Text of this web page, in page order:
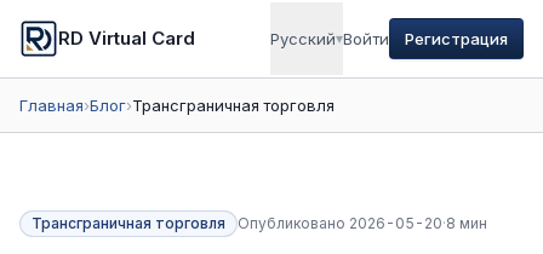
RD Virtual Card Русский▾Войти Регистрация
Главная›Блог›Трансграничная торговля
Трансграничная торговля Опубликовано 2026-05-20·8 мин